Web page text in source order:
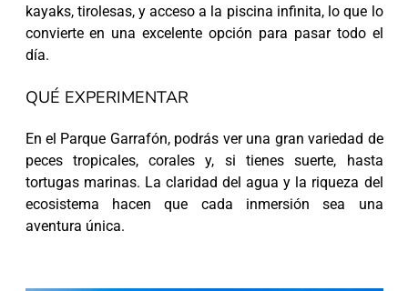
kayaks, tirolesas, y acceso a la piscina infinita, lo que lo
convierte en una excelente opción para pasar todo el
día.
QUÉ EXPERIMENTAR
En el Parque Garrafón, podrás ver una gran variedad de
peces tropicales, corales y, si tienes suerte, hasta
tortugas marinas. La claridad del agua y la riqueza del
ecosistema hacen que cada inmersión sea una
aventura única.